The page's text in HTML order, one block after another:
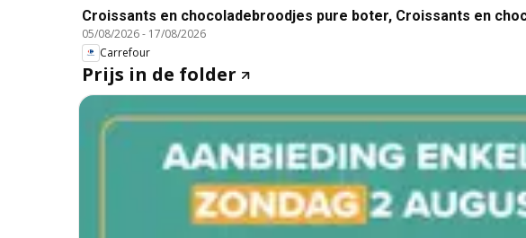
Croissants en chocoladebroodjes pure boter, Croissants en
05/08/2026- 17/08/2026
Carrefour
Prijs in de folder